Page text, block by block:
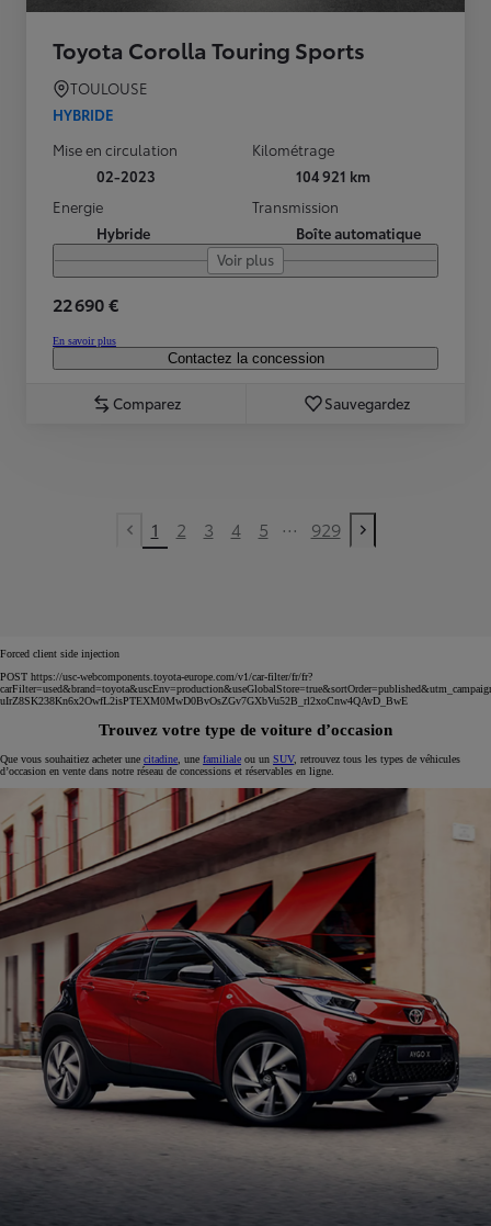
Toyota Corolla Touring Sports
TOULOUSE
HYBRIDE
Mise en circulation
02-2023
Kilométrage
104 921 km
Energie
Hybride
Transmission
Boîte automatique
Voir plus
22 690 €
En savoir plus
Contactez la concession
Comparez Sauvegardez
Previous page
1 2 3 4 5 ... 929
Next page
Forced client side injection
POST https://usc-webcomponents.toyota-europe.com/v1/car-filter/fr/fr?
uIrZ8SK238Kn6x2OwfL2isPTEXM0MwD0BvOsZGv7GXbVu52B_rl2xoCnw4QAvD_BwE
Trouvez votre type de voiture d’occasion
Que vous souhaitiez acheter une citadine , une familiale ou un SUV, retrouvez tous les types de véhicules
d’occasion en vente dans notre réseau de concessions et réservables en ligne.